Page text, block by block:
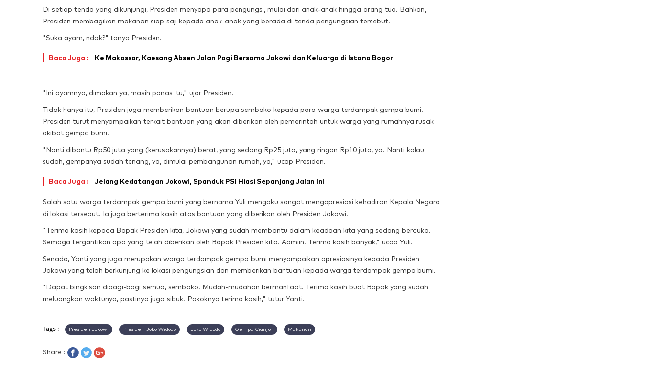
Di setiap tenda yang dikunjungi, Presiden menyapa para pengungsi, mulai dari anak-anak hingga orang tua. Bahkan,
Presiden membagikan makanan siap saji kepada anak-anak yang berada di tenda pengungsian tersebut.
"Suka ayam, ndak?" tanya Presiden.
Baca Juga : Ke Makassar, Kaesang Absen Jalan Pagi Bersama Jokowi dan Keluarga di Istana Bogor
"Ini ayamnya, dimakan ya, masih panas itu," ujar Presiden.
Tidak hanya itu, Presiden juga memberikan bantuan berupa sembako kepada para warga terdampak gempa bumi.
Presiden turut menyampaikan terkait bantuan yang akan diberikan oleh pemerintah untuk warga yang rumahnya rusak
akibat gempa bumi.
"Nanti dibantu Rp50 juta yang (kerusakannya) berat, yang sedang Rp25 juta, yang ringan Rp10 juta, ya. Nanti kalau
sudah, gempanya sudah tenang, ya, dimulai pembangunan rumah, ya," ucap Presiden.
Baca Juga : Jelang Kedatangan Jokowi, Spanduk PSI Hiasi Sepanjang Jalan Ini
Salah satu warga terdampak gempa bumi yang bernama Yuli mengaku sangat mengapresiasi kehadiran Kepala Negara
di lokasi tersebut. Ia juga berterima kasih atas bantuan yang diberikan oleh Presiden Jokowi.
"Terima kasih kepada Bapak Presiden kita, Jokowi yang sudah membantu dalam keadaan kita yang sedang berduka.
Semoga tergantikan apa yang telah diberikan oleh Bapak Presiden kita. Aamiin. Terima kasih banyak," ucap Yuli.
Senada, Yanti yang juga merupakan warga terdampak gempa bumi menyampaikan apresiasinya kepada Presiden
Jokowi yang telah berkunjung ke lokasi pengungsian dan memberikan bantuan kepada warga terdampak gempa bumi.
"Dapat bingkisan dibagi-bagi semua, sembako. Mudah-mudahan bermanfaat. Terima kasih buat Bapak yang sudah
meluangkan waktunya, pastinya juga sibuk. Pokoknya terima kasih," tutur Yanti.
Tags : Presiden Jokowi Presiden Joko Widodo Joko Widodo Gempa Cianjur Makanan
Share :